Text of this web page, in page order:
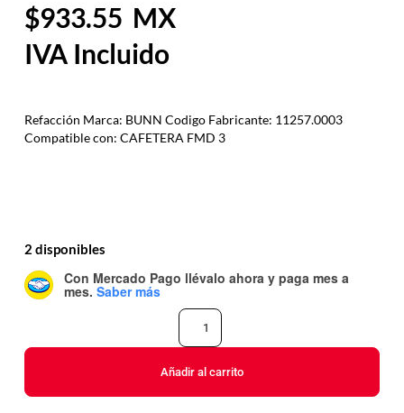
933.55
Refacción Marca: BUNN Codigo Fabricante: 11257.0003
Compatible con: CAFETERA FMD 3
2 disponibles
Con Mercado Pago llévalo ahora y paga mes a
mes. Saber más
Añadir al carrito